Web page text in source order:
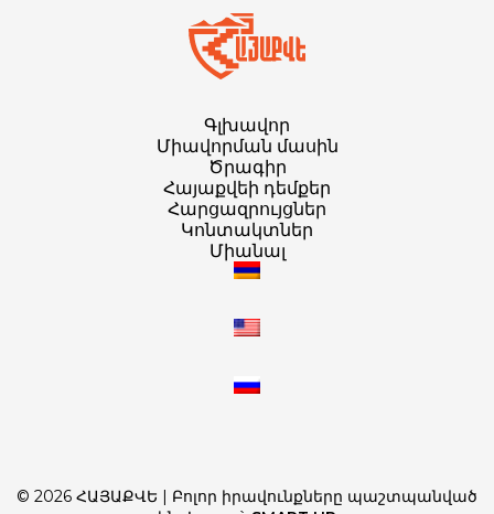
Գլխավոր
Միավորման մասին
Ծրագիր
Հայաքվեի դեմքեր
Հարցազրույցներ
Կոնտակտներ
Միանալ
© 2026 ՀԱՅԱՔՎԵ | Բոլոր իրավունքները պաշտպանված